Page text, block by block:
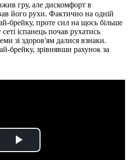
гру, але дискомфорт в
його рухи. Фактично на одній
брейку, проте сил на щось більше
іспанець почав рухатись
зі здоров'ям далися взнаки.
брейку, зрівнявши рахунок за
Play